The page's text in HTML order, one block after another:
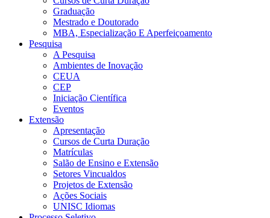
Graduação
Mestrado e Doutorado
MBA, Especialização E Aperfeiçoamento
Pesquisa
A Pesquisa
Ambientes de Inovação
CEUA
CEP
Iniciação Científica
Eventos
Extensão
Apresentação
Cursos de Curta Duração
Matrículas
Salão de Ensino e Extensão
Setores Vincualdos
Projetos de Extensão
Ações Sociais
UNISC Idiomas